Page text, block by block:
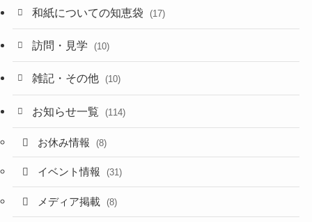
和紙についての知恵袋 (17)
訪問・見学 (10)
雑記・その他 (10)
お知らせ一覧 (114)
お休み情報 (8)
イベント情報 (31)
メディア掲載 (8)